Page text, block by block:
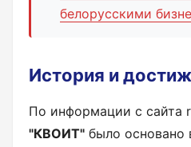
белорусскими
История и
По информации с сайта
"КВОИТ" было основано